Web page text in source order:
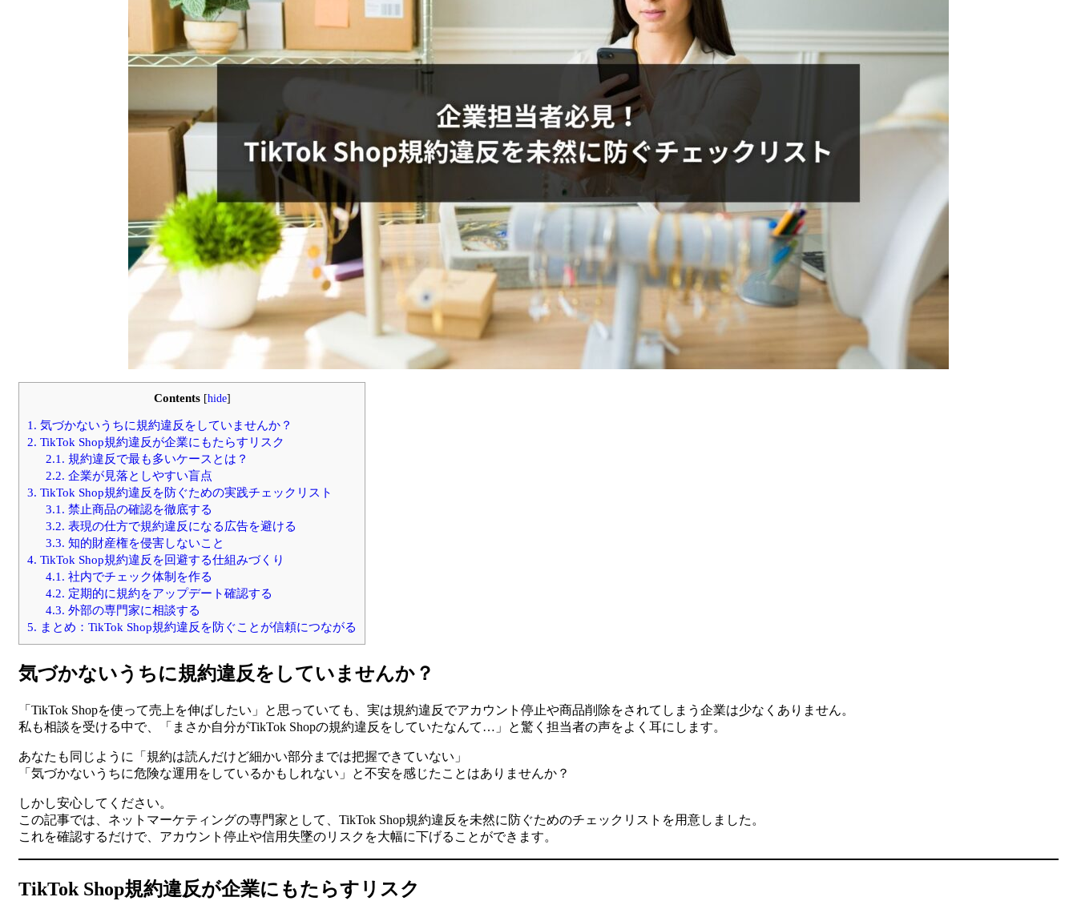
Contents [hide]
1. 気づかないうちに規約違反をしていませんか？
2. TikTok Shop規約違反が企業にもたらすリスク
2.1. 規約違反で最も多いケースとは？
2.2. 企業が見落としやすい盲点
3. TikTok Shop規約違反を防ぐための実践チェックリスト
3.1. 禁止商品の確認を徹底する
3.2. 表現の仕方で規約違反になる広告を避ける
3.3. 知的財産権を侵害しないこと
4. TikTok Shop規約違反を回避する仕組みづくり
4.1. 社内でチェック体制を作る
4.2. 定期的に規約をアップデート確認する
4.3. 外部の専門家に相談する
5. まとめ：TikTok Shop規約違反を防ぐことが信頼につながる
気づかないうちに規約違反をしていませんか？
「TikTok Shopを使って売上を伸ばしたい」と思っていても、実は規約違反でアカウント停止や商品削除をされてしまう企業は少なくありません。
私も相談を受ける中で、「まさか自分がTikTok Shopの規約違反をしていたなんて…」と驚く担当者の声をよく耳にします。
あなたも同じように「規約は読んだけど細かい部分までは把握できていない」
「気づかないうちに危険な運用をしているかもしれない」と不安を感じたことはありませんか？
しかし安心してください。
この記事では、ネットマーケティングの専門家として、TikTok Shop規約違反を未然に防ぐためのチェックリストを用意しました。
これを確認するだけで、アカウント停止や信用失墜のリスクを大幅に下げることができます。
TikTok Shop規約違反が企業にもたらすリスク